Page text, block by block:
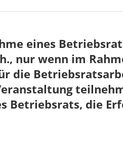
eines
nur wenn im
die
Betriebsrats, die